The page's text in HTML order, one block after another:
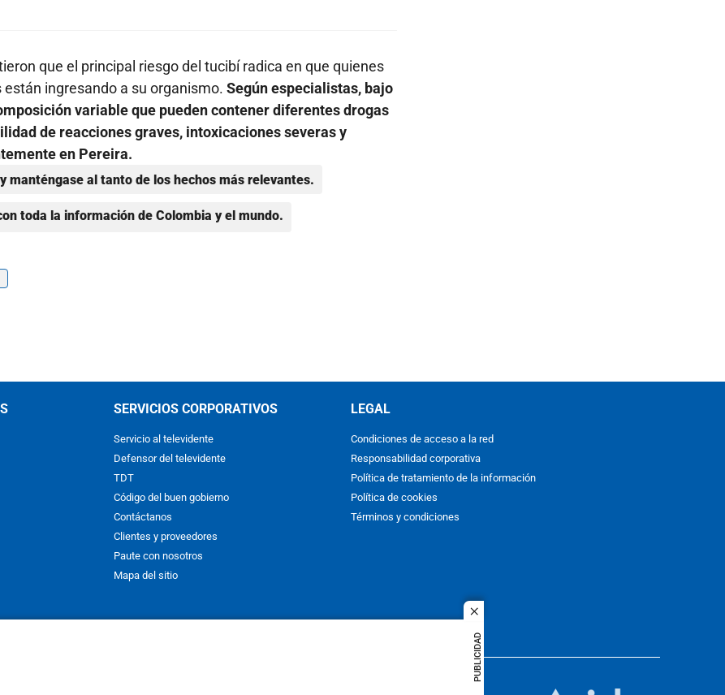
close
PUBLICIDAD
que el principal riesgo del tucibí radica en que quienes
ingresando a su organismo. Según especialistas, bajo
variable que pueden contener diferentes drogas
de reacciones graves, intoxicaciones severas y
en Pereira.
manténgase al tanto de los hechos más relevantes.
toda la información de Colombia y el mundo.
SERVICIOS CORPORATIVOS
Servicio al televidente
Defensor del televidente
TDT
Código del buen gobierno
Contáctanos
Clientes y proveedores
Paute con nosotros
Mapa del sitio
LEGAL
Condiciones de acceso a la red
Responsabilidad corporativa
Política de tratamiento de la información
Política de cookies
Términos y condiciones